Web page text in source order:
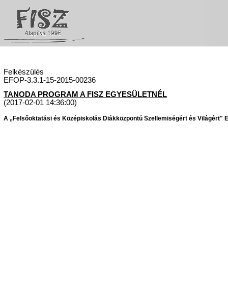
Felkészülés
EFOP-3.3.1-15-2015-00236
TANODA PROGRAM A FISZ EGYESÜLETNÉL
(2017-02-01 14:36:00)
A „Felsőoktatási és Középiskolás Diákközpontú Szellemiségért és Világért"